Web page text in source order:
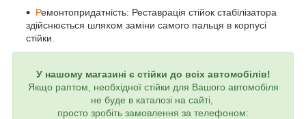
Ремонтопридатність: Реставрація стійок стабілізатора
здійснюється шляхом заміни самого пальця в корпусі
стійки.
У нашому магазині є стійки до всіх автомобілів!
Якщо раптом, необхідної стійки для Вашого автомобіля
не буде в каталозі на сайті,
просто зробіть замовлення за телефоном: